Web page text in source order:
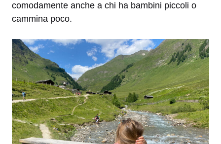
comodamente anche a chi ha bambini piccoli o
cammina poco.